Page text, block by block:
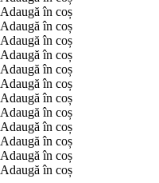
Adaugă în coș
Adaugă în coș
Adaugă în coș
Adaugă în coș
Adaugă în coș
Adaugă în coș
Adaugă în coș
Adaugă în coș
Adaugă în coș
Adaugă în coș
Adaugă în coș
Adaugă în coș